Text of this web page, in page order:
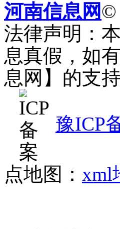
河南信息网©
法律声明：
息真假，如
息网】的支
豫ICP
点地图： xml